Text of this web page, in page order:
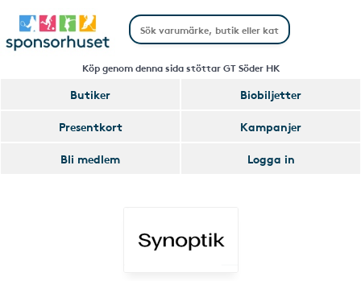
Köp genom denna sida stöttar GT Söder HK
Butiker
Biobiljetter
Presentkort
Kampanjer
Bli medlem
Logga in